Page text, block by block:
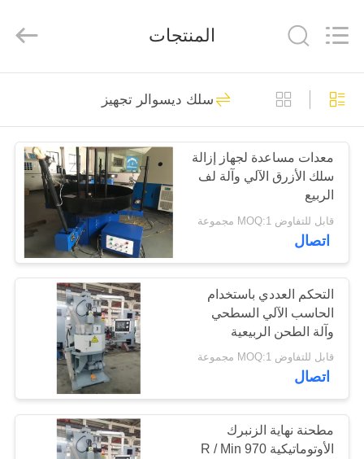
الصفحة
الرئيسية
منتجات
معلومات
جولة
المعمل
مراقبة
الجودة
Spring
Ltd.
Rights
Reserved.
التصنيع باستخدام
الحاسب الآلي آلة
الربيع
225
ربيع آلة اللف
46
37
المنتجات
سلك ديسوالر تجهيز
معدات مساعدة لجهاز إزالة
سلك الأزرق الآلي وآلة لف
الربيع
قابل للتفاوض MOQ:1 مجموعة
اتصال
التحكم العددي باستخدام
الحاسب الآلي السطحي
وآلة الطحن الربيعية
قابل للتفاوض MOQ:1 مجموعة
اتصال
مطحنة نهاية الزنبرك
الأوتوماتيكية 970 R / Min